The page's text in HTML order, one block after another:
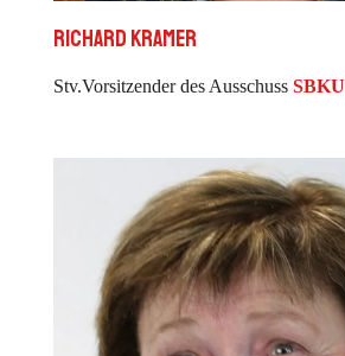
Richard Kramer
Stv.Vorsitzender des Ausschuss SBKU